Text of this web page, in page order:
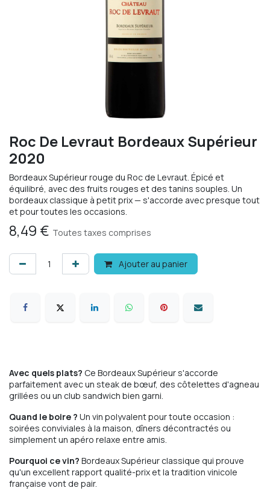
Roc De Levraut Bordeaux Supérieur
2020
Bordeaux Supérieur rouge du Roc de Levraut. Épicé et
équilibré, avec des fruits rouges et des tanins souples. Un
bordeaux classique à petit prix — s'accorde avec presque tout
et pour toutes les occasions.
8,49 € Toutes taxes comprises
Ajouter au panier
Avec quels plats? Ce Bordeaux Supérieur s'accorde
parfaitement avec un steak de bœuf, des côtelettes d'agneau
grillées ou un club sandwich bien garni.
Quand le boire ? Un vin polyvalent pour toute occasion :
soirées conviviales à la maison, dîners décontractés ou
simplement un apéro relaxe entre amis.
Pourquoi ce vin? Bordeaux Supérieur classique qui prouve
qu'un excellent rapport qualité-prix et la tradition vinicole
française vont de pair.